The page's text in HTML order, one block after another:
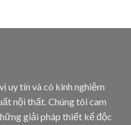
uy tín và có kinh nghiệm
nội thất. Chúng tôi cam
giải pháp thiết kế độc